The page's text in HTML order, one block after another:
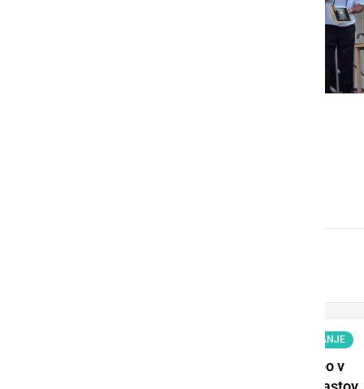
KULTURA IN IZOBRAŽEVANJE
Ljutomerski park bo v